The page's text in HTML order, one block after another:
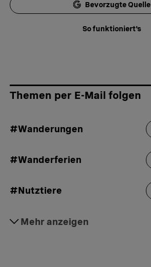
Bevorzugte Quelle
So funktioniert's
Themen per E-Mail folgen
#Wanderungen
#Wanderferien
#Nutztiere
Mehr anzeigen
#Ausflüge